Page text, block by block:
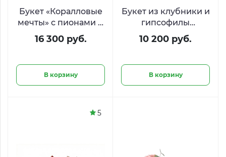
Букет «Коралловые
мечты» с пионами и
гортензией
16 300 руб.
В корзину
Букет из клубники и
гипсофилы
«Поцелуй лета»
10 200 руб.
В корзину
5